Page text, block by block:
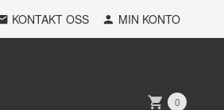
KONTAKT OSS MIN KONTO
0